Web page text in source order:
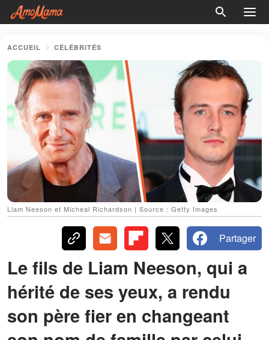
ACCUEIL CÉLÉBRITÉS
Liam Neeson et Micheal Richardson | Source : Getty Images
Partager
Le fils de Liam Neeson, qui a
hérité de ses yeux, a rendu
son père fier en changeant